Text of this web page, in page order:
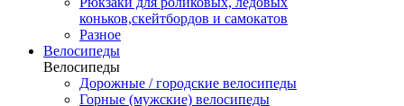
коньков,скейтбордов и самокатов
Разное
Велосипеды
Велосипеды
Дорожные / городские велосипеды
Горные (мужские) велосипеды